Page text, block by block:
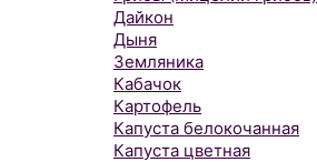
Дайкон
Дыня
Земляника
Кабачок
Картофель
Капуста белокочанная
Капуста цветная